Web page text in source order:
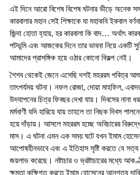
এই দিনে আরো বিশেষ বিশেষ ঘটনার ভীড়ে অনেক
কারবালার মহান সেই শিক্ষাকে যা মহাকবি ইকবাল
জিন্দা হোতা হ্যায়, হর কারবালা কি বাদ… অর্থাৎ
পটভূমি এবং আজকের দিনে তার ভাবনা নিয়ে একটি
আমাদের প্রাসঙ্গিক হয়ে ওঠার কোনো বিকল্প নেই।
শৈশব থেকেই জেনে এসেছি দশই মহররম পবিত্র
তাৎপর্যময় ঘটনা। নফল রোজা, দোয়া মাহফিল, এবাদত
উদযাপনের চিত্র ফিবছর দেখা যায়। দিবসের নানা
মর্মবাণী যদি হারিয়ে যায় তাহলে তা নিছক দিবস
হয়ে দাঁড়ায়। আসলে মহররম হচ্ছে অবিচারের
মাস। এ ঘটনা এমন এক সময় ঘটে যখন ইমাম হোসেন
আপোষহীনভাবে এবং এ ইতিহাস সৃষ্টি করতে যে সত্য
জয়লাভ করেছে। নষ্টাচার ও ভ্রষ্টাচারের মধ্যে
ক্ষমতা কুক্ষিগত করতে ইমাম হোসেনের আনুগত্য